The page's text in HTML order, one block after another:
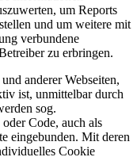
um Reports
und um weitere mit
verbundene
zu erbringen.
anderer Webseiten,
ist, unmittelbar durch
sog.
Code, auch als
eingebunden. Mit deren
Cookie